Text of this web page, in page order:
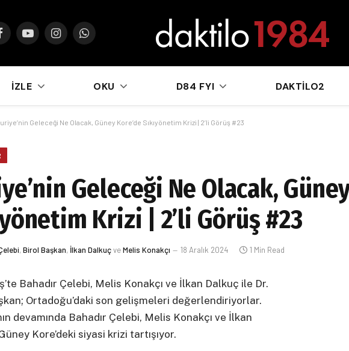
YouTubeInstagramWhatsApp
İZLE OKU D84 FYI DAKTILO2
Geleceği Ne Olacak, Güney Kore’de Sıkıyönetim Krizi | 2’li Görüş #23
Geleceği Ne Olacak,
Krizi | 2’li Görüş #23
, Birol Başkan, İlkan DalkuçveMelis Konakçı 18 Aralık 2024 1 Min Read
Bahadır Çelebi, Melis Konakçı ve İlkan Dalkuç ile Dr.
Ortadoğu’daki son gelişmeleri değerlendiriyorlar.
devamında Bahadır Çelebi, Melis Konakçı ve İlkan
Kore’deki siyasi krizi tartışıyor.